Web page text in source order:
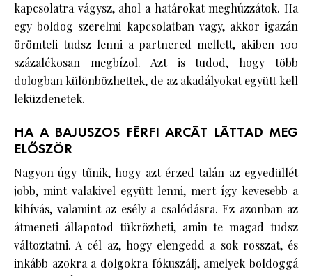
kapcsolatra vágysz, ahol a határokat meghúzzátok. Ha
egy boldog szerelmi kapcsolatban vagy, akkor igazán
örömteli tudsz lenni a partnered mellett, akiben 100
százalékosan megbízol. Azt is tudod, hogy több
dologban különbözhettek, de az akadályokat együtt kell
leküzdenetek.
HA A BAJUSZOS FÉRFI ARCÁT LÁTTAD MEG
ELŐSZÖR
Nagyon úgy tűnik, hogy azt érzed talán az egyedüllét
jobb, mint valakivel együtt lenni, mert így kevesebb a
kihívás, valamint az esély a csalódásra. Ez azonban az
átmeneti állapotod tükrözheti, amin te magad tudsz
változtatni. A cél az, hogy elengedd a sok rosszat, és
inkább azokra a dolgokra fókuszálj, amelyek boldoggá